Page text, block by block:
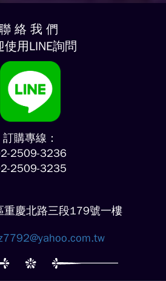
絡 我 們
使用LINE詢問
訂購專線：
2509-3236
2509-3235
重慶北路三段179號一樓